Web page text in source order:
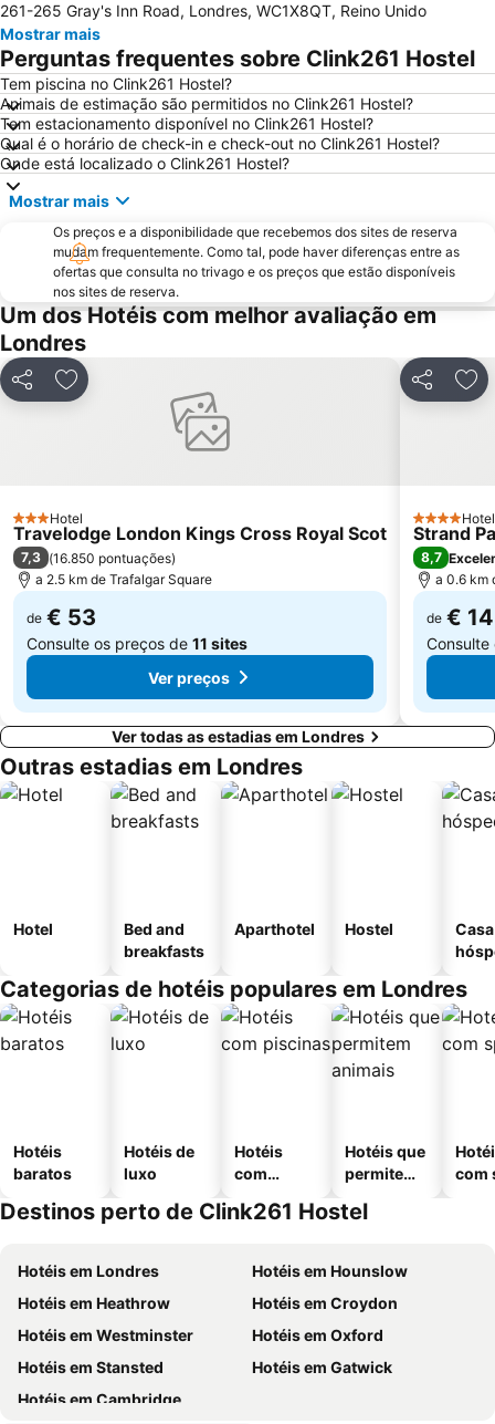
Kings Cross
Metrô de Londres
Paddington Station
Piccadilly Circus
South Kensington
Kensington
Camden Town
The O2 Arena
Victoria
Grosvenor Victoria Casino
Picadilly Circus Station
London Luton Airport
Wembley
ExCeL
Notting Hill
Trafalgar Square
London Bridge
Tower Bridge
Oxford Street
St Pancras Station
King's Cross Station
Tottenham Hotspur Stadium
Waterloo Station
Aeroporto da Cidade de Londres
Russell Square
British Airways London Eye
Battersea
Museu Britânico
Leicester Square
261-265 Gray's Inn Road, Londres, WC1X8QT, Reino Unido
Mostrar mais
Perguntas frequentes sobre Clink261 Hostel
Tem piscina no Clink261 Hostel?
Animais de estimação são permitidos no Clink261 Hostel?
Tem estacionamento disponível no Clink261 Hostel?
Qual é o horário de check-in e check-out no Clink261 Hostel?
Onde está localizado o Clink261 Hostel?
Mostrar mais
Os preços e a disponibilidade que recebemos dos sites de reserva
mudam frequentemente. Como tal, pode haver diferenças entre as
ofertas que consulta no trivago e os preços que estão disponíveis
nos sites de reserva.
Um dos Hotéis com melhor avaliação em
Londres
PartilharAdicionar aos favoritos
3 Estrelas
Hotel
Travelodge London Kings Cross Royal Scot
7,3 (16.850 pontuações)
a 2.5 km de Trafalgar Square
de € 53
Consulte os preços de 11 sites
Ver preços
Partilhar
4 Estrelas
Hotel
Strand
8,7
a 0.6 km
de €
Ver todas as estadias em Londres
Outras estadias em Londres
Hotel
Bed and
breakfasts
Aparthotel Hostel
Categorias de hotéis populares em Londres
Hotéis
baratos
Hotéis de
luxo
Hotéis
com
Hotéis que
permitem
com
Destinos perto de Clink261 Hostel
Hotéis em Londres
Hotéis em Hounslow
Hotéis em Heathrow
Hotéis em Croydon
Hotéis em Westminster
Hotéis em Oxford
Hotéis em Stansted
Hotéis em Gatwick
Hotéis em Cambridge